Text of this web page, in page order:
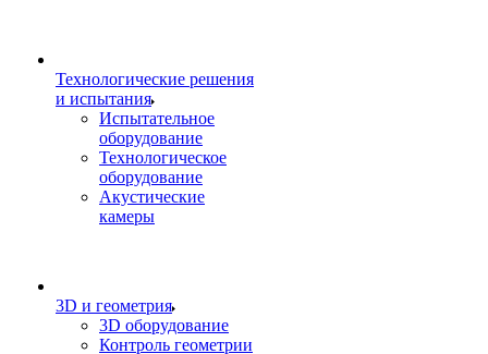
Технологические решения
и испытания
Испытательное
оборудование
Технологическое
оборудование
Акустические
камеры
3D и геометрия
3D оборудование
Контроль геометрии